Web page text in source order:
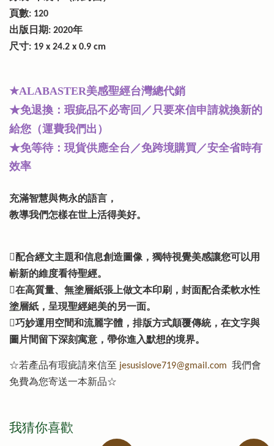
頁數: 120
出版日期: 2020年
尺寸: 19 x 24.2 x 0.9 cm
★ALABASTER美感聖經台灣總代銷
★免退換：瑕疵品不必寄回／只要來信申請就換新的
給您（運費我們出）
★免等待：現貨供應全台／免跨境購買／安全省時有
效率
充滿智慧與雋永的語言，
教導我們怎樣在世上活得美好。
配合經文主題和信息創造圖像，獨特視覺美感讓您可以用
嶄新的維度看待聖經。
在高質量、無塗層紙張上做文本印刷，封面配合柔軟水性
塗層紙，呈現聖經絕美的另一面。
巧妙運用空間和流麗字體，排版方式顛覆傳統，在文字與
圖片間留下深刻寓意，帶你進入默想的境界。
☆若產品有瑕疵請來信至 jesusislove719@gmail.com 我們會
免費為您寄送一本新品☆
我猜你喜歡